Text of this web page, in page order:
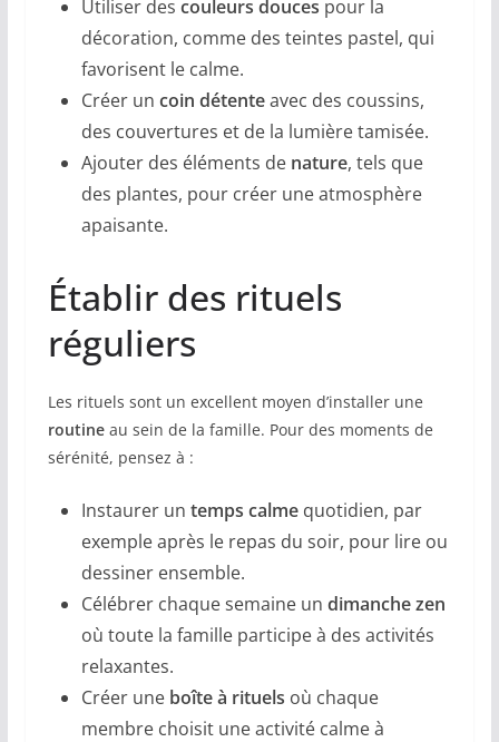
Utiliser des couleurs douces pour la
décoration, comme des teintes pastel, qui
favorisent le calme.
Créer un coin détenteavec des coussins,
des couvertures et de la lumière tamisée.
Ajouter des éléments de nature, tels que
des plantes, pour créer une atmosphère
apaisante.
Établir des rituels
réguliers
Les rituels sont un excellent moyen d’installer une
routineau sein de la famille. Pour des moments de
sérénité, pensez à :
Instaurer un temps calmequotidien, par
exemple après le repas du soir, pour lire ou
dessiner ensemble.
Célébrer chaque semaine un dimanche zen
où toute la famille participe à des activités
relaxantes.
Créer une boîte à rituels où chaque
membre choisit une activité calme à